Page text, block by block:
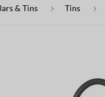
Jars & Tins Tins